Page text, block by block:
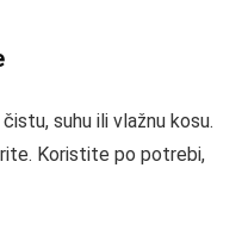
suhu ili vlažnu kosu.
Koristite po potrebi,